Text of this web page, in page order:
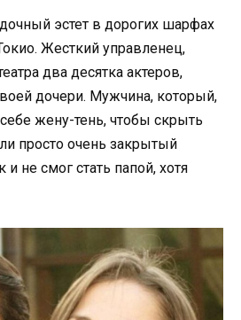
эстет в дорогих шарфах
Жесткий управленец,
два десятка актеров,
дочери. Мужчина, который,
жену-тень, чтобы скрыть
просто очень закрытый
не смог стать папой, хотя